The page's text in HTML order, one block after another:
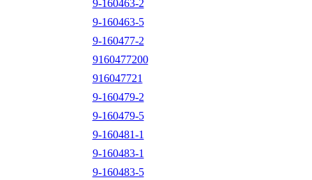
9-160463-2
9-160463-5
9-160477-2
9160477200
916047721
9-160479-2
9-160479-5
9-160481-1
9-160483-1
9-160483-5